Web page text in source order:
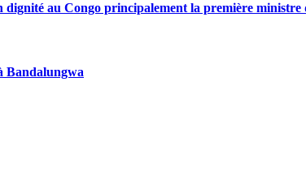
dignité au Congo principalement la première
Bandalungwa